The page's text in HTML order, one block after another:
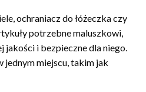
ochraniacz do łóżeczka czy
potrzebne maluszkowi,
jakości i bezpieczne dla niego.
jednym miejscu, takim jak